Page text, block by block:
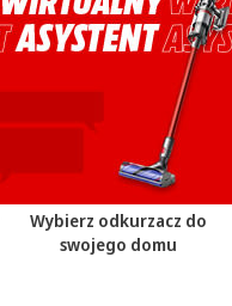
Wybierz odkurzacz do
swojego domu